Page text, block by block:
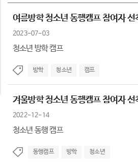
여름방학 청소년 동행캠프 참여자 선
2023-07-03
청소년 방학 캠프
방학 청소년 캠프
겨울방학 청소년 동행캠프 참여자 선
2022-12-14
청소년 동행 캠프
동행캠프 방학 청소년